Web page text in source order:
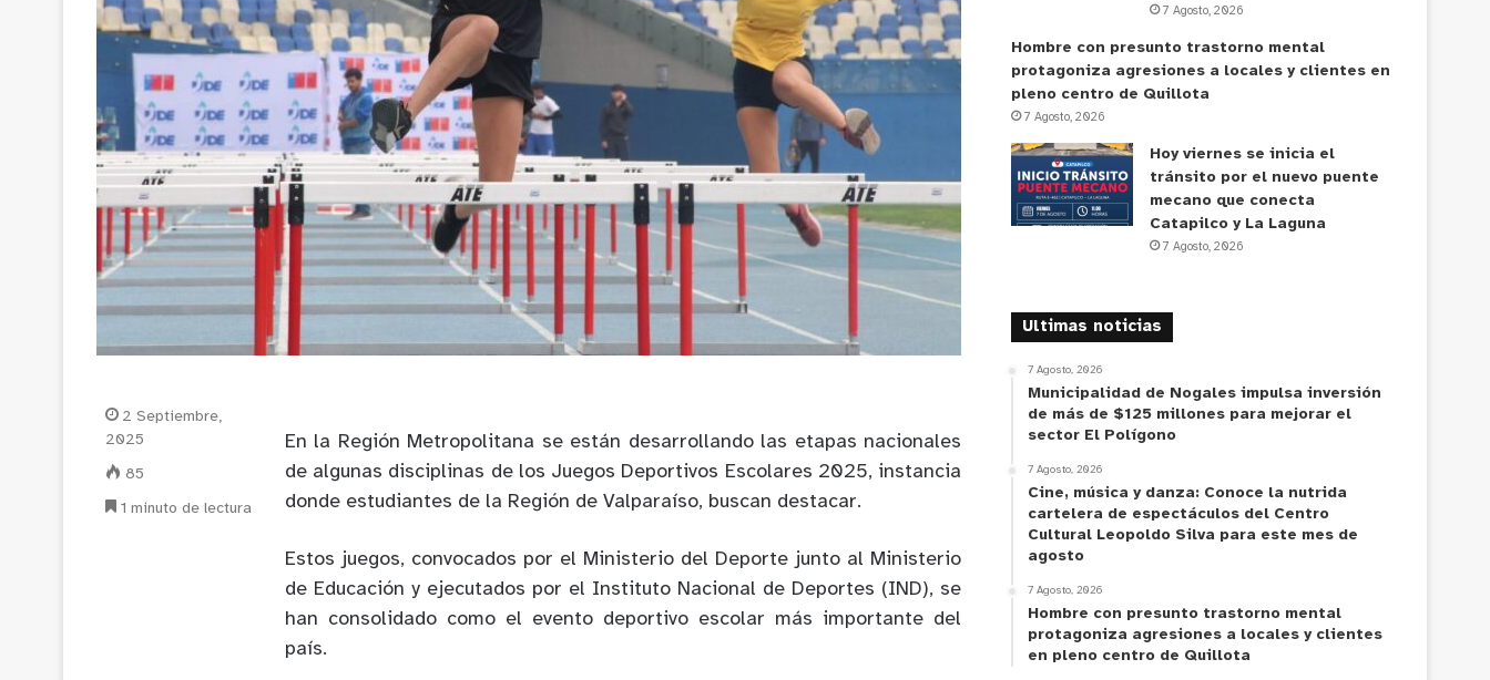
En la Región Metropolitana se están desarrollando las etapas nacionales
de algunas disciplinas de los Juegos Deportivos Escolares 2025, instancia
donde estudiantes de la Región de Valparaíso, buscan destacar.
Estos juegos, convocados por el Ministerio del Deporte junto al Ministerio
de Educación y ejecutados por el Instituto Nacional de Deportes (IND), se
han consolidado como el evento deportivo escolar más importante del
país.
2 Septiembre,
2025
85
1 minuto de lectura
7 Agosto, 2026
Hombre con presunto trastorno mental
protagoniza agresiones a locales y clientes en
pleno centro de Quillota
7 Agosto, 2026
Hoy viernes se inicia el
tránsito por el nuevo puente
mecano que conecta
Catapilco y La Laguna
7 Agosto, 2026
Ultimas noticias
7 Agosto, 2026
Municipalidad de Nogales impulsa inversión
de más de $125 millones para mejorar el
sector El Polígono
7 Agosto, 2026
Cine, música y danza: Conoce la nutrida
cartelera de espectáculos del Centro
Cultural Leopoldo Silva para este mes de
agosto
7 Agosto, 2026
Hombre con presunto trastorno mental
protagoniza agresiones a locales y clientes
en pleno centro de Quillota